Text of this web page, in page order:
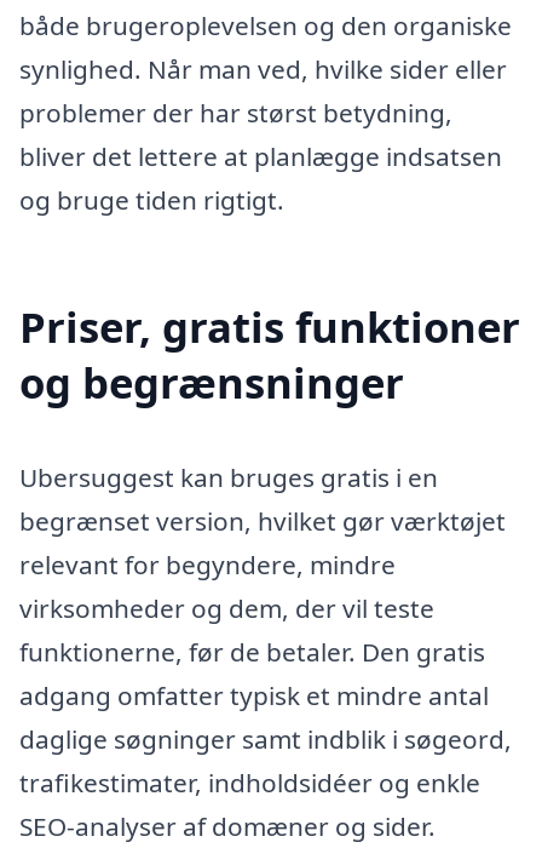
både brugeroplevelsen og den organiske
synlighed. Når man ved, hvilke sider eller
problemer der har størst betydning,
bliver det lettere at planlægge indsatsen
og bruge tiden rigtigt.
Priser, gratis funktioner
og begrænsninger
Ubersuggest kan bruges gratis i en
begrænset version, hvilket gør værktøjet
relevant for begyndere, mindre
virksomheder og dem, der vil teste
funktionerne, før de betaler. Den gratis
adgang omfatter typisk et mindre antal
daglige søgninger samt indblik i søgeord,
trafikestimater, indholdsidéer og enkle
SEO-analyser af domæner og sider.